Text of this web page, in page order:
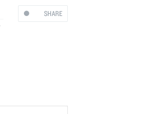
SHARE